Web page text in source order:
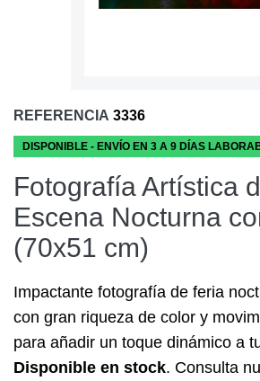
REFERENCIA 3336
DISPONIBLE - ENVÍO EN 3 A 9 DÍAS
Fotografía Artística
Escena Nocturna
(70x51 cm)
Impactante fotografía de feria
con gran riqueza de color y
para añadir un toque dinámico a
Disponible en stock. Consulta